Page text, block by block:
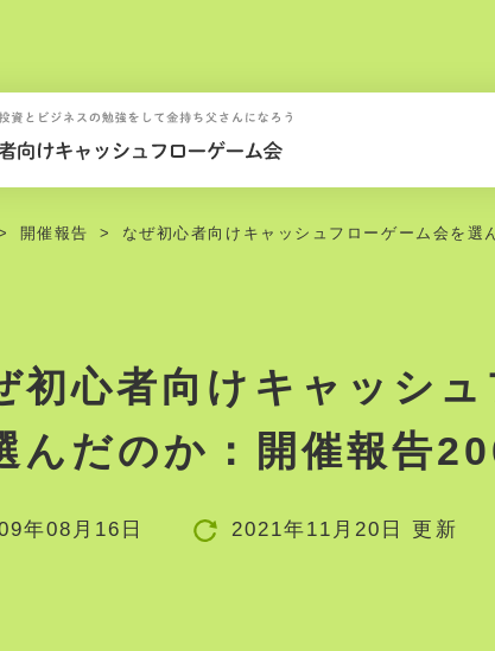
開催報告 なぜ初心者向けキャッシュフローゲーム会を選
初心者向けキャッシ
んだのか：開催報告
年08月16日 2021年11月20日 更新